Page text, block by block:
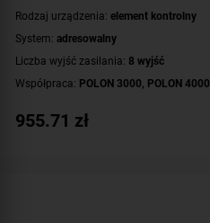
Rodzaj urządzenia: element kontrolny
System: adresowalny
Liczba wyjść zasilania: 8 wyjść
Współpraca: POLON 3000 POLON 4000
955.71 zł